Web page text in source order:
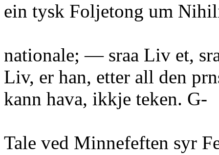
ein tysk Foljetong um
nationale; — sraa Liv et,
Liv, er han, etter all den
kann hava, ikkje teken. G-
Tale ved Minnefeften syr